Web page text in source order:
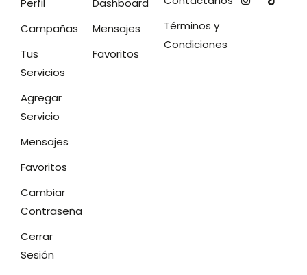
Perfil
Campañas
Tus
Servicios
Agregar
Servicio
Mensajes
Favoritos
Cambiar
Contraseña
Cerrar
Sesión
Dashboard
Mensajes
Favoritos
Términos y
Condiciones